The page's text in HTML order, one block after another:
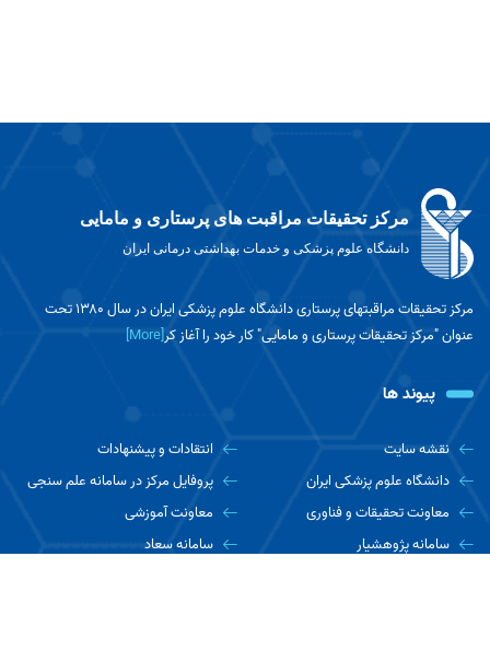
مرکز تحقیقات مراقبت های پرستاری و مامایی
دانشگاه علوم پزشکی و خدمات بهداشتی درمانی ایران
مرکز تحقیقات مراقبتهای پرستاری دانشگاه علوم پزشکی ایران در سال ۱۳۸۰ تحت
عنوان "مرکز تحقیقات پرستاری و مامایی" کار خود را آغاز کر[More]
پیوند ها
نقشه سایت
انتقادات و پیشنهادات
دانشگاه علوم پزشکی ایران
پروفایل مرکز در سامانه علم سنجی
معاونت تحقیقات و فناوری
معاونت آموزشی
سامانه پژوهشیار
سامانه سعاد